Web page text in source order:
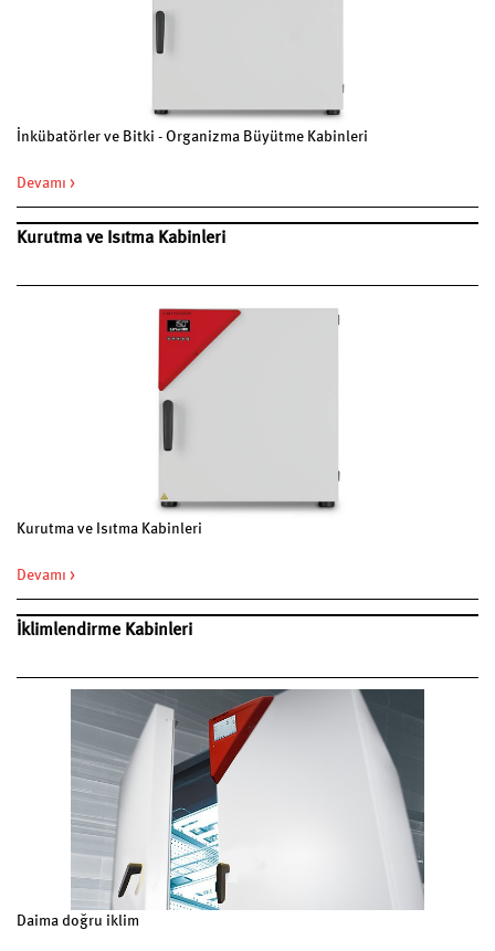
İnkübatörler ve Bitki - Organizma Büyütme Kabinleri
Devamı >
Kurutma ve Isıtma Kabinleri
Kurutma ve Isıtma Kabinleri
Devamı >
İklimlendirme Kabinleri
Daima doğru iklim